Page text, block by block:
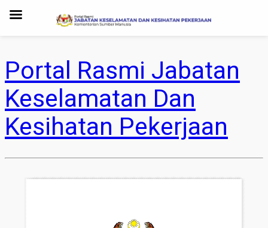
Portal Rasmi Jabatan
Keselamatan Dan
Kesihatan Pekerjaan